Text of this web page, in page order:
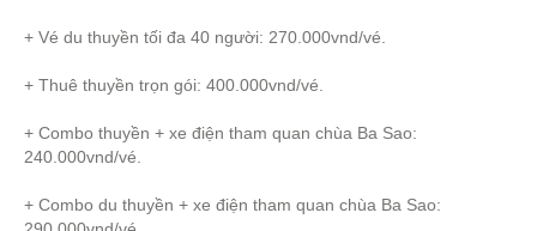
+ Vé du thuyền tối đa 40 người: 270.000vnd/vé.
+ Thuê thuyền trọn gói: 400.000vnd/vé.
+ Combo thuyền + xe điện tham quan chùa Ba Sao:
240.000vnd/vé.
+ Combo du thuyền + xe điện tham quan chùa Ba Sao: